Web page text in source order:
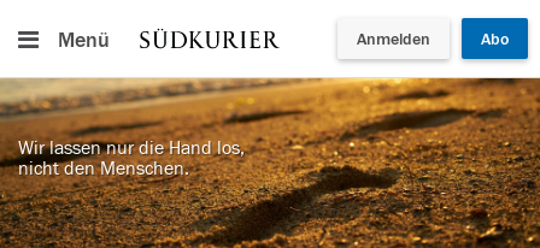
Menü Anmelden Abo
Wir lassen nur die Hand los,
nicht den Menschen.